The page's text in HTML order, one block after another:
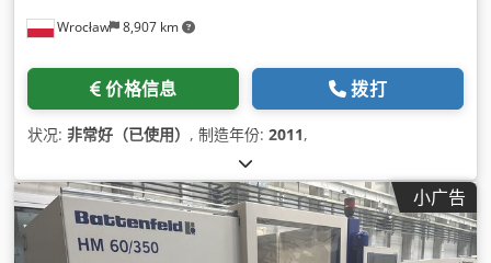
Wrocław 8,907 km
价格信息 拨打
状况: 非常好（已使用） , 制造年份: 2011,
小广告